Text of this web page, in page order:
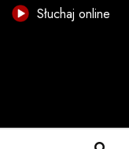
Słuchaj online